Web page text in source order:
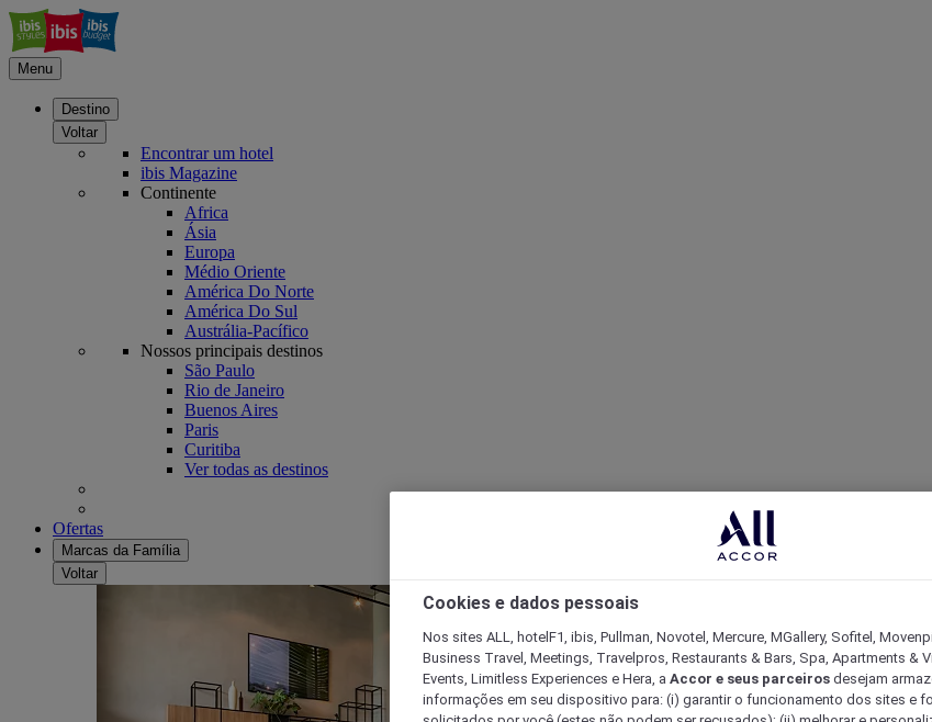
Menu
Destino
Voltar
Encontrar um hotel
ibis Magazine
Continente
Africa
Ásia
Europa
Médio Oriente
América Do Norte
América Do Sul
Austrália-Pacífico
Nossos principais destinos
São Paulo
Rio de Janeiro
Buenos Aires
Paris
Curitiba
Ver todas as destinos
Ofertas
Marcas da Família
Voltar
Cookies e dados pessoais
Nos sites ALL, hotelF1, ibis, Pullman, Novotel, Mercure, MGallery, Sofitel,
Business Travel, Meetings, Travelpros, Restaurants & Bars, Spa, Apartments &
Events, Limitless Experiences e Hera, a Accor e seus parceiros desejam
informações em seu dispositivo para: (i) garantir o funcionamento dos sites e